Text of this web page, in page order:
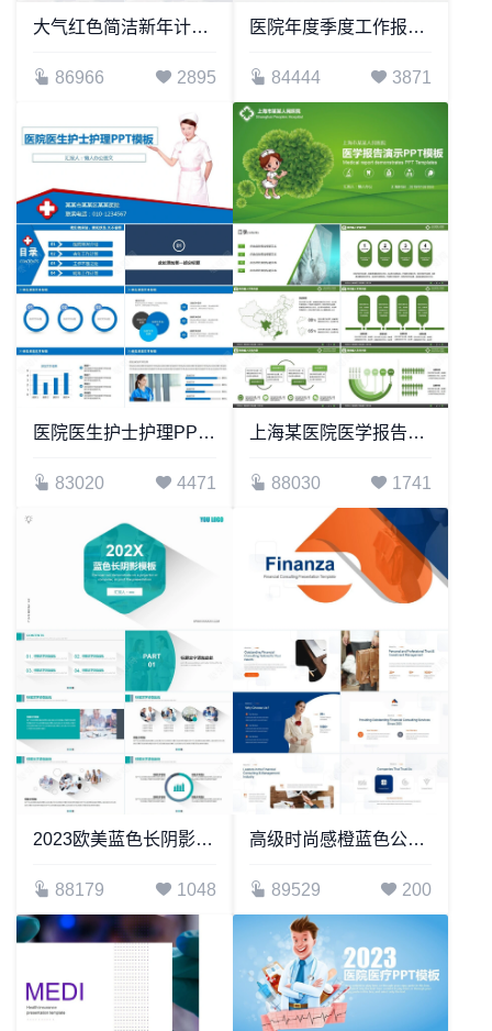
大气红色简洁新年计划实用框架完整年终总结工作汇报PPT模板
86966 2895
医院年度季度工作报告PPT模板
84444 3871
医院医生护士护理PPT模板
83020 4471
上海某医院医学报告演示PPT模板
88030 1741
2023欧美蓝色长阴影PPT模板
88179 1048
高级时尚感橙蓝色公司简介商业计划书PPT模板
89529 200